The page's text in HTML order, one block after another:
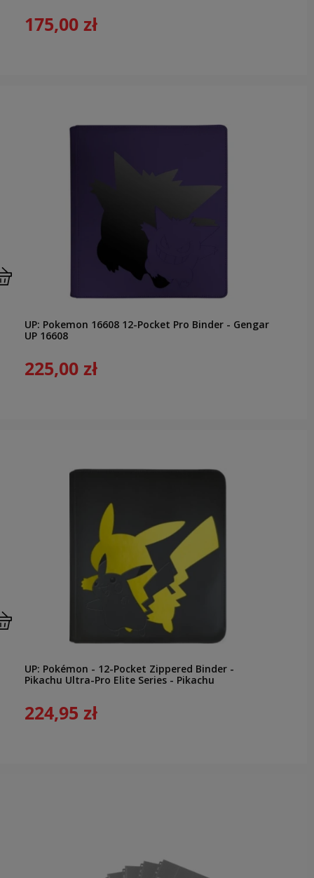
175,00 zł
UP: Pokemon 16608 12-Pocket Pro Binder - Gengar
UP 16608
225,00 zł
UP: Pokémon - 12-Pocket Zippered Binder -
Pikachu Ultra-Pro Elite Series - Pikachu
224,95 zł